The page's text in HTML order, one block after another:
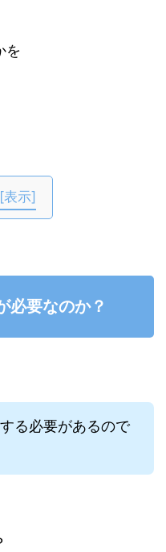
を
[表示]
必要なのか？
る必要があるので